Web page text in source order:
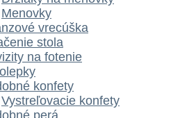
Menovky
vrecúška
stola
na fotenie
konfety
Vystreľovacie konfety
perá